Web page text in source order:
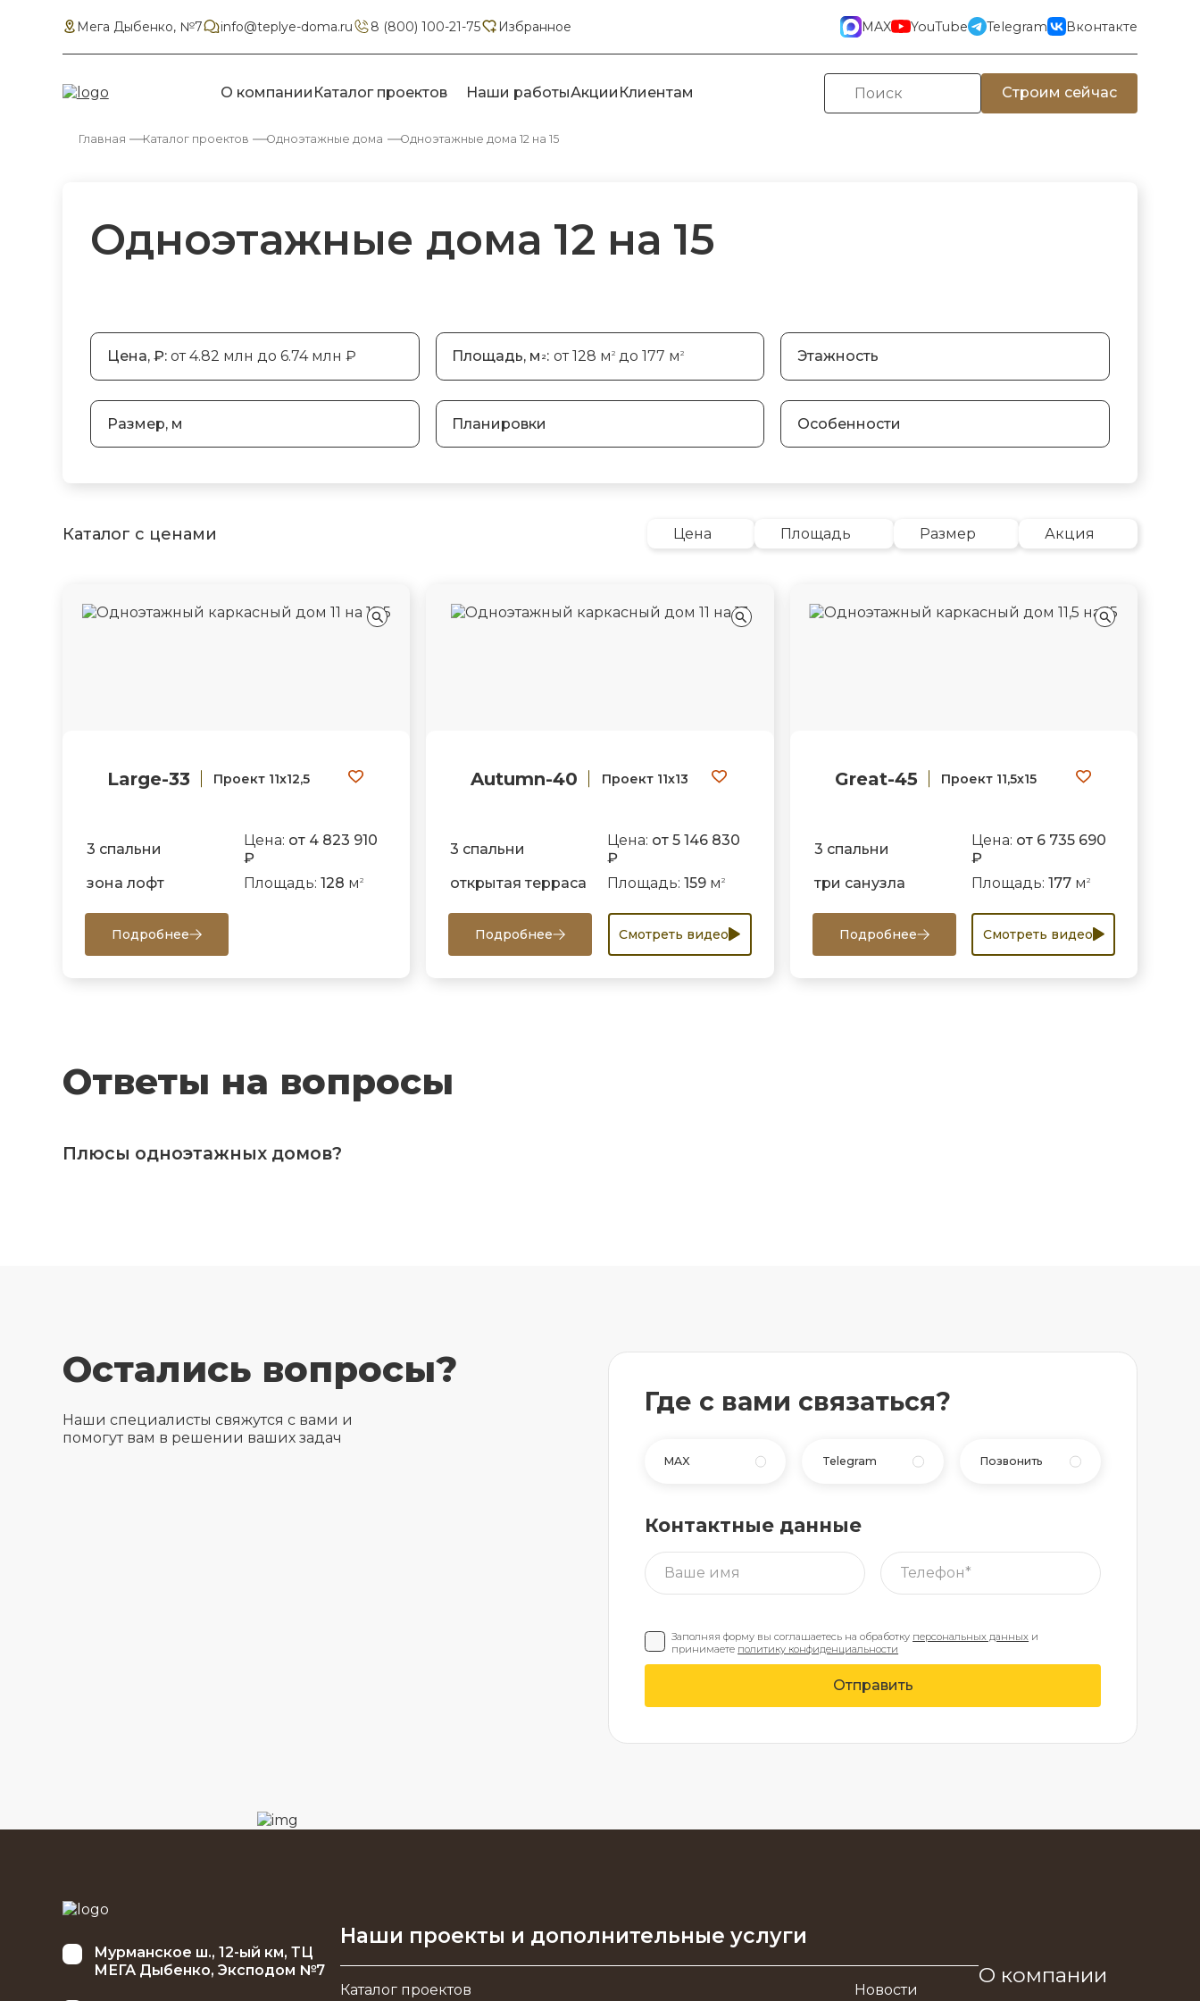
Мега Дыбенко, №7 info@teplye-doma.ru 8 (800) 100-21-75 Избранное MAX YouTube Telegram Вконтакте
О компании Каталог проектов Наши работыАкции Клиентам Строим сейчас
Главная Каталог проектов Одноэтажные дома Одноэтажные дома 12 на 15
Одноэтажные дома 12 на 15
Цена, ₽: от 4.82 млн до 6.74 млн ₽ Площадь, м 2 : от 128 м2 до 177 м2 Этажность
Размер, м Планировки Особенности
Каталог с ценами Цена Площадь Размер Акция
Large-33 Проект 11х12,5
3 спальни
Цена: от 4 823 910
₽
зона лофт
Площадь: 128 м 2
Подробнее
Autumn-40 Проект 11х13
3 спальни
Цена: от 5 146 830
₽
открытая терраса
Площадь:159 м2
Подробнее Смотреть видео
Great-45 Проект 11,5х15
3 спальни
Цена: от 6 735 690
₽
три санузла
Площадь: 177м 2
Подробнее Смотреть видео
Ответы на вопросы
Плюсы одноэтажных домов?
Остались вопросы?
Наши специалисты свяжутся с вами и
помогут вам в решении ваших задач
Где с вами связаться?
MAX Telegram Позвонить
Контактные данные
Заполняя форму вы соглашаетесь на обработку персональных данных и
принимаете политику конфиденциальности
Отправить
Мурманское ш., 12-ый км, ТЦ
МЕГА Дыбенко, Эксподом №7
Наши проекты и дополнительные услуги
Каталог проектов Новости
О компании